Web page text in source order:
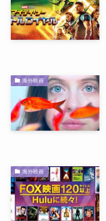
海外映画
海外映画